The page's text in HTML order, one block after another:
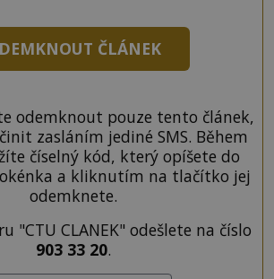
ČLÁNEK
odemknout pouze tento článek,
zasláním jediné SMS. Během
číselný kód, který opíšete do
a kliknutím na tlačítko jej
odemknete.
"CTU CLANEK" odešlete na číslo
903 33 20.